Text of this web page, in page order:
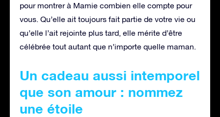
pour montrer à Mamie combien elle compte pour
vous. Qu’elle ait toujours fait partie de votre vie ou
qu’elle l’ait rejointe plus tard, elle mérite d’être
célébrée tout autant que n’importe quelle maman.
Un cadeau aussi intemporel
que son amour : nommez
une étoile